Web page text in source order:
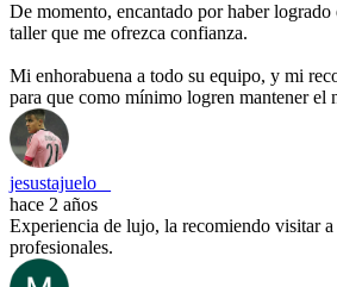
De momento, encantado por haber
taller que me ofrezca confianza.
Mi enhorabuena a todo su equipo, y mi
para que como mínimo logren mantener el
jesustajuelo _
hace 2 años
Experiencia de lujo, la recomiendo visitar a
profesionales.